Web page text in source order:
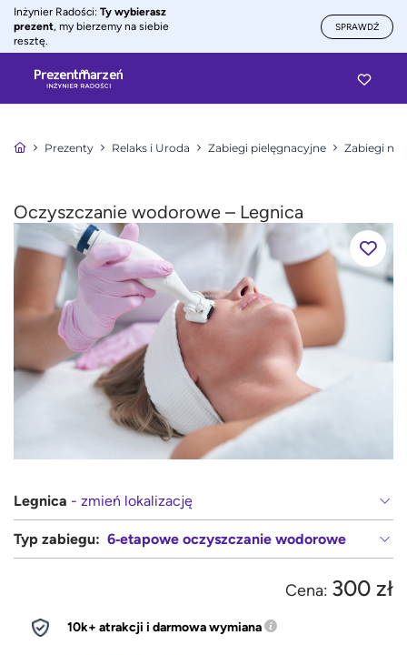
Inżynier Radości: Ty wybierasz
prezent, my bierzemy na siebie
resztę.
SPRAWDŹ
Prezenty Relaks i Uroda Zabiegi pielęgnacyjne Zabiegi na
Oczyszczanie wodorowe – Legnica
Legnica - zmień lokalizację
Typ zabiegu: 6‑etapowe oczyszczanie wodorowe
Cena: 300 zł
10k+ atrakcji i darmowa wymiana